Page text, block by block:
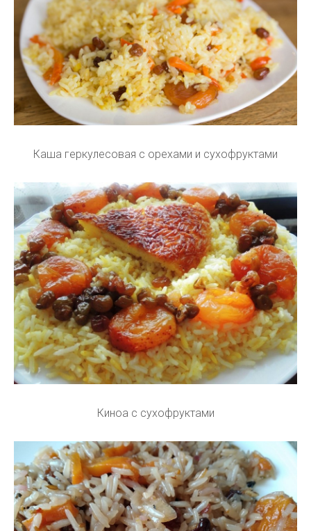
Каша геркулесовая с орехами и сухофруктами
Киноа с сухофруктами